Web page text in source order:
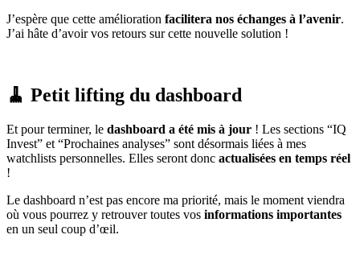
J’espère que cette amélioration facilitera nos échanges à l’avenir.
J’ai hâte d’avoir vos retours sur cette nouvelle solution !
🧹 Petit lifting du dashboard
Et pour terminer, le dashboard a été mis à jour ! Les sections “IQ
Invest” et “Prochaines analyses” sont désormais liées à mes
watchlists personnelles. Elles seront donc actualisées en temps réel
!
Le dashboard n’est pas encore ma priorité, mais le moment viendra
où vous pourrez y retrouver toutes vos informations importantes
en un seul coup d’œil.